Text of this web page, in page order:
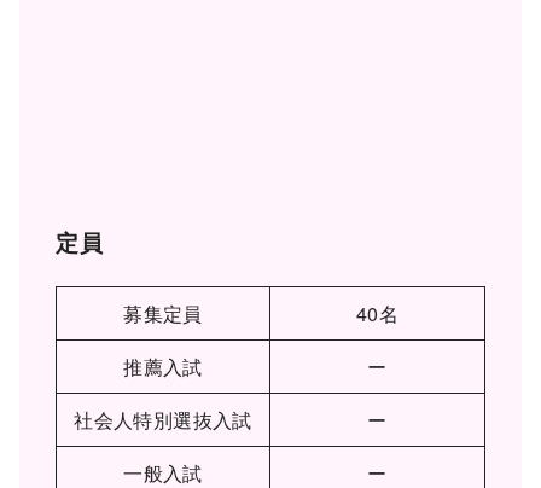
定員
募集定員
40名
推薦入試
ー
社会人特別選抜入試
ー
一般入試
ー